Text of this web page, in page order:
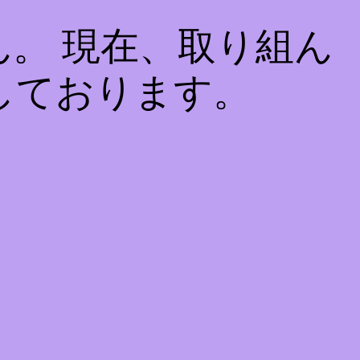
現在、取り組ん
おります。